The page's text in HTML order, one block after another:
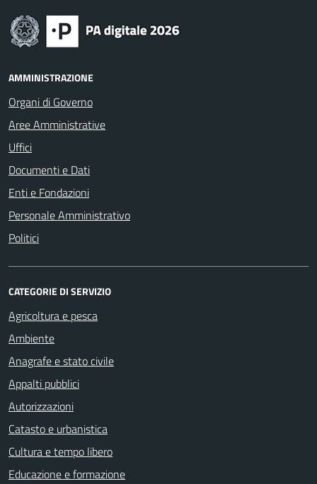
AMMINISTRAZIONE
Organi di Governo
Aree Amministrative
Uffici
Documenti e Dati
Enti e Fondazioni
Personale Amministrativo
Politici
CATEGORIE DI SERVIZIO
Agricoltura e pesca
Ambiente
Anagrafe e stato civile
Appalti pubblici
Autorizzazioni
Catasto e urbanistica
Cultura e tempo libero
Educazione e formazione